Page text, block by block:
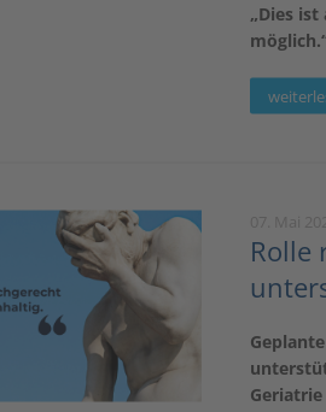
„Dies
Rolle